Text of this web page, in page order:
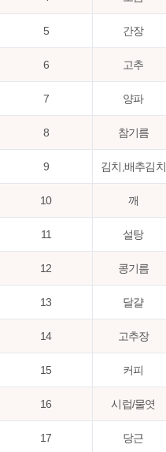
5 간장
6 고추
7 양파
8 참기름
9 김치,배추김치
10 깨
11 설탕
12 콩기름
13 달걀
14 고추장
15 커피
16 시럽/물엿
17 당근